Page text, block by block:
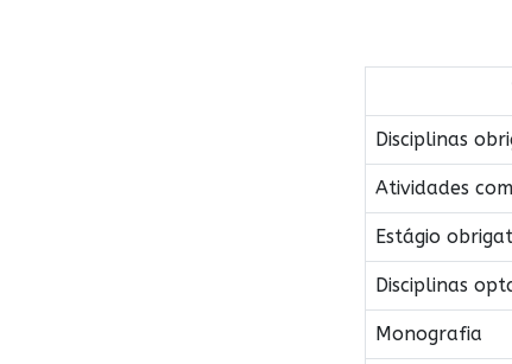
Disciplinas
Atividades
Estágio
Disciplinas
Monografia